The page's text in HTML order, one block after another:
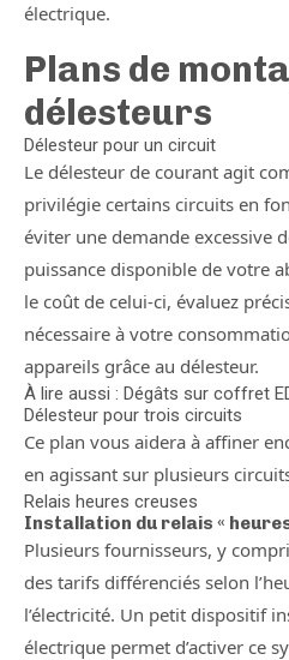
électrique.
Plans de
délesteurs
Délesteur pour un circuit
Le délesteur de courant agit
privilégie certains circuits en
éviter une demande excessive
puissance disponible de votre
le coût de celui-ci, évaluez
nécessaire à votre
appareils grâce au délesteur.
À lire aussi : Dégâts sur coffret
Délesteur pour trois circuits
Ce plan vous aidera à affiner
en agissant sur plusieurs
Relais heures creuses
Installation du relais «
Plusieurs fournisseurs, y
des tarifs différenciés selon
l’électricité. Un petit dispositif
électrique permet d’activer ce